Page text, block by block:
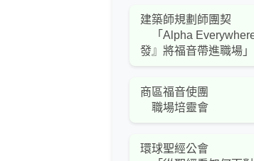
建築師規劃師團契
「Alpha
發』將福音帶進職場
商區福音使團
職場培靈會
環球聖經公會